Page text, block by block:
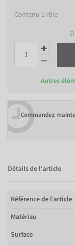
Contenu 1 rôle
Autres
Commandez
Détails de l'article
Référence de l’article
Matériau
Surface